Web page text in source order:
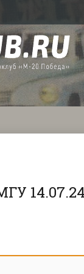
14.07.24